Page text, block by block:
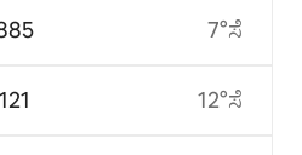
7°ಸೆ
12°ಸೆ